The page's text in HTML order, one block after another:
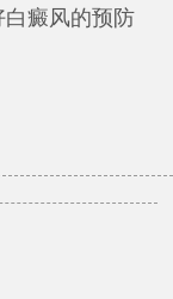
癜风的预防